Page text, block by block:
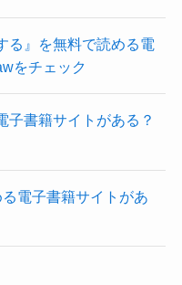
る』を無料で読める電
をチェック
子書籍サイトがある？
電子書籍サイトがあ